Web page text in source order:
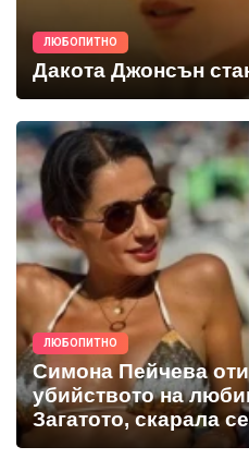
ЛЮБОПИТНО
Дакота Джонсън
ЛЮБОПИТНО
Симона Пейчева
убийството на
Загатото, скарала